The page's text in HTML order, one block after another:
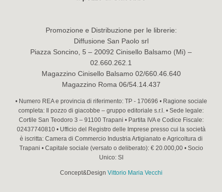
Promozione e Distribuzione per le librerie:
Diffusione San Paolo srl
Piazza Soncino, 5 – 20092 Cinisello Balsamo (Mi) –
02.660.262.1
Magazzino Cinisello Balsamo 02/660.46.640
Magazzino Roma 06/54.14.437
• Numero REA e provincia di riferimento: TP - 170696 • Ragione sociale
completa: Il pozzo di giacobbe – gruppo editoriale s.r.l. • Sede legale:
Cortile San Teodoro 3 – 91100 Trapani • Partita IVA e Codice Fiscale:
02437740810 • Ufficio del Registro delle Imprese presso cui la società
è iscritta: Camera di Commercio Industria Artigianato e Agricoltura di
Trapani • Capitale sociale (versato o deliberato): € 20.000,00 • Socio
Unico: SI
Concept&Design Vittorio Maria Vecchi